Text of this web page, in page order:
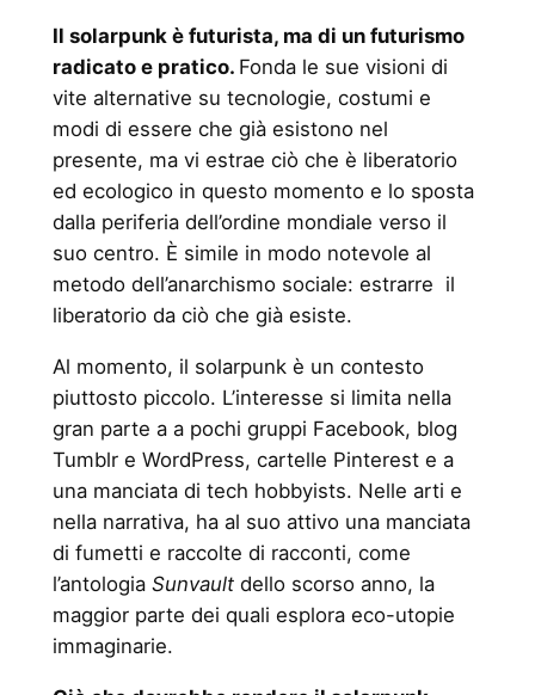
Il solarpunk è futurista, ma di un futurismo
radicato e pratico. Fonda le sue visioni di
vite alternative su tecnologie, costumi e
modi di essere che già esistono nel
presente, ma vi estrae ciò che è liberatorio
ed ecologico in questo momento e lo sposta
dalla periferia dell’ordine mondiale verso il
suo centro. È simile in modo notevole al
metodo dell’anarchismo sociale: estrarre il
liberatorio da ciò che già esiste.
Al momento, il solarpunk è un contesto
piuttosto piccolo. L’interesse si limita nella
gran parte a a pochi gruppi Facebook, blog
Tumblr e WordPress, cartelle Pinterest e a
una manciata di tech hobbyists. Nelle arti e
nella narrativa, ha al suo attivo una manciata
di fumetti e raccolte di racconti, come
l’antologia Sunvaultdello scorso anno, la
maggior parte dei quali esplora eco-utopie
immaginarie.